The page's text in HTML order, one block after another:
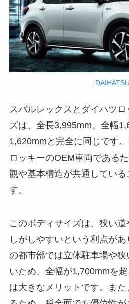
DAIHATSU
スバルレックスとダイハツ
ズは、全長3,995mm、全幅
1,620mmと完全に同じです
ロッキーのOEM車両である
観や基本構造が共通している
す。
このボディサイズは、狭い
しがしやすいという利点が
の都市部では立体駐車場や
いため、全幅が1,700mmを
は大きなメリットです。ま